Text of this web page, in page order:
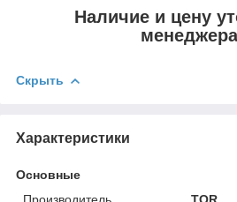
Наличие и цену
Скрыть
Характеристики
Основные
Производитель
TOR